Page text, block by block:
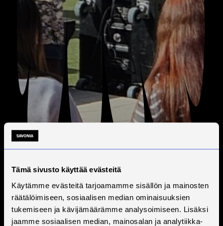
Tämä sivusto käyttää evästeitä
Käytämme evästeitä tarjoamamme sisällön ja mainosten
räätälöimiseen, sosiaalisen median ominaisuuksien
tukemiseen ja kävijämäärämme analysoimiseen. Lisäksi
jaamme sosiaalisen median, mainosalan ja analytiikka-